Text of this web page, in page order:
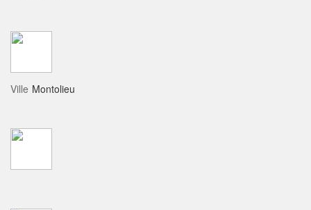
Ville Montolieu